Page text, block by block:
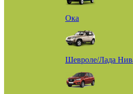
Ока
Шевроле/Лада